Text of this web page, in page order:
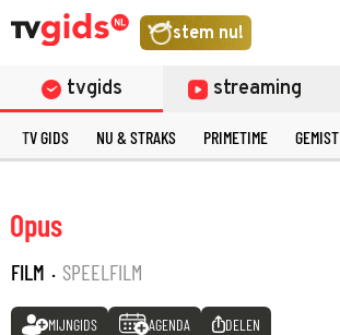
stem nu!
tvgids streaming
TV GIDS NU & STRAKS PRIMETIME GEMIST
Opus
FILM · SPEELFILM
MIJNGIDS AGENDA DELEN